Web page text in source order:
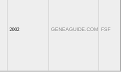
2002 GENEAGUIDE.COM FSF